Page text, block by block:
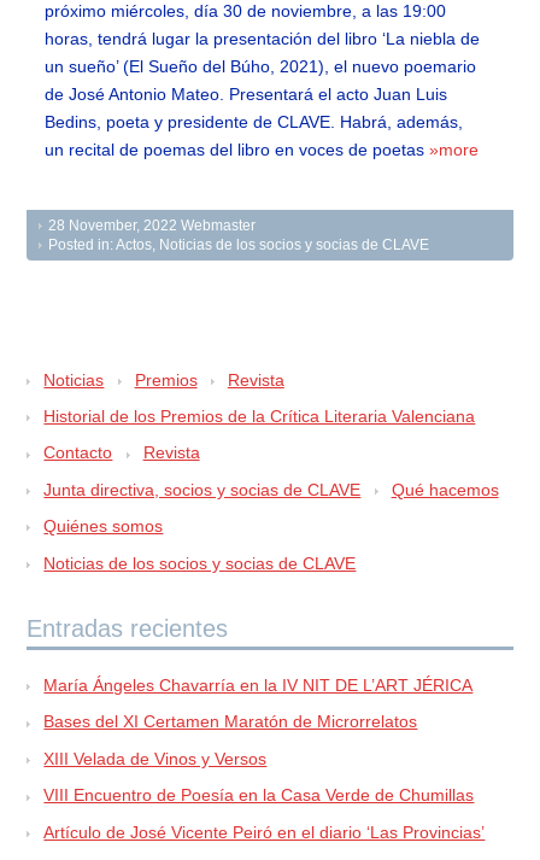
próximo miércoles, día 30 de noviembre, a las 19:00
horas, tendrá lugar la presentación del libro ‘La niebla de
un sueño’ (El Sueño del Búho, 2021), el nuevo poemario
de José Antonio Mateo. Presentará el acto Juan Luis
Bedins, poeta y presidente de CLAVE. Habrá, además,
un recital de poemas del libro en voces de poetas»more
28 November, 2022 Webmaster
Posted in:Actos Noticias de los socios y socias de CLAVE
Noticias Premios
Revista
Historial de los Premios de la Crítica Literaria Valenciana
Contacto
Revista
Junta directiva, socios y socias de CLAVE
Qué hacemos
Quiénes somos
Noticias de los socios y socias de CLAVE
Entradas recientes
María Ángeles Chavarría en la IV NIT DE L’ART JÉRICA
Bases del XI Certamen Maratón de Microrrelatos
XIII Velada de Vinos y Versos
VIII Encuentro de Poesía en la Casa Verde de Chumillas
Artículo de José Vicente Peiró en el diario ‘Las Provincias’